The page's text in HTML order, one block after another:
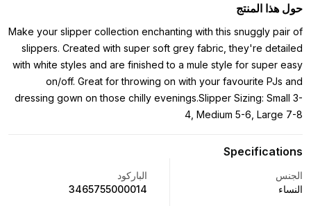
حول هذا المنتج
Make your slipper collection enchanting with this snuggly pair of
slippers. Created with super soft grey fabric, they're detailed
with white styles and are finished to a mule style for super easy
on/off. Great for throwing on with your favourite PJs and
dressing gown on those chilly evenings.Slipper Sizing: Small 3-
4, Medium 5-6, Large 7-8
Specifications
الجنس
النساء
الباركود
3465755000014